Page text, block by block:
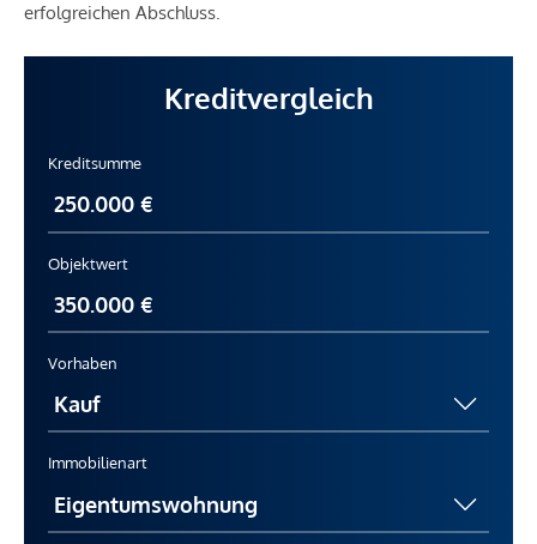
erfolgreichen Abschluss.
Kreditvergleich
Kreditsumme
Objektwert
Vorhaben
Immobilienart